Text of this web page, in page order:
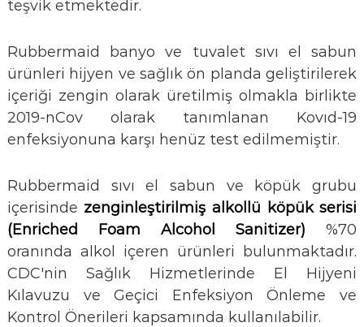
teşvik etmektedir.
Rubbermaid banyo ve tuvalet sıvı el sabun
ürünleri hijyen ve sağlık ön planda geliştirilerek
içeriği zengin olarak üretilmiş olmakla birlikte
2019-nCov olarak tanımlanan Kovıd-19
enfeksiyonuna karşı henüz test edilmemiştir.
Rubbermaid sıvı el sabun ve köpük grubu
içerisinde zenginleştirilmiş alkollü köpük serisi
(Enriched Foam Alcohol Sanitizer) %70
oranında alkol içeren ürünleri bulunmaktadır.
CDC'nin Sağlık Hizmetlerinde El Hijyeni
Kılavuzu ve Geçici Enfeksiyon Önleme ve
Kontrol Önerileri kapsamında kullanılabilir.